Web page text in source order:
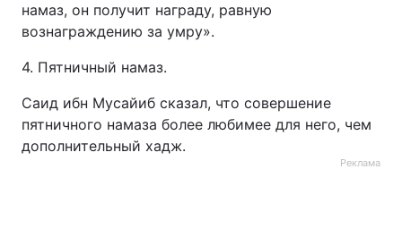
намаз, он получит награду, равную
вознаграждению за умру».
4. Пятничный намаз.
Саид ибн Мусайиб сказал, что совершение
пятничного намаза более любимее для него, чем
дополнительный хадж.
Реклама